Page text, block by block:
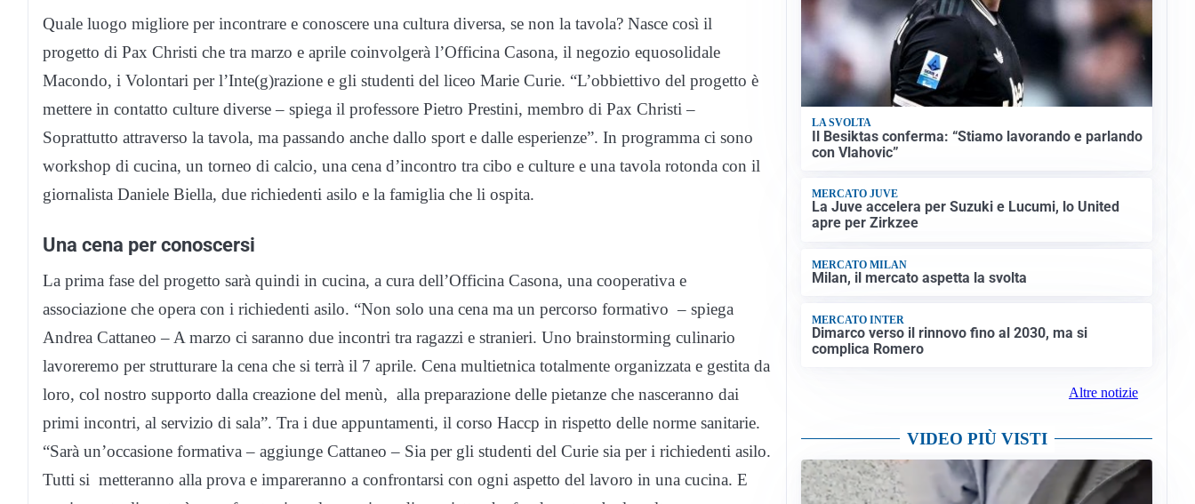
Quale luogo migliore per incontrare e conoscere una cultura diversa, se non la tavola? Nasce così il
progetto di Pax Christi che tra marzo e aprile coinvolgerà l’Officina Casona, il negozio equosolidale
Macondo, i Volontari per l’Inte(g)razione e gli studenti del liceo Marie Curie. “L’obbiettivo del progetto è
mettere in contatto culture diverse – spiega il professore Pietro Prestini, membro di Pax Christi –
Soprattutto attraverso la tavola, ma passando anche dallo sport e dalle esperienze”. In programma ci sono
workshop di cucina, un torneo di calcio, una cena d’incontro tra cibo e culture e una tavola rotonda con il
giornalista Daniele Biella, due richiedenti asilo e la famiglia che li ospita.
Una cena per conoscersi
La prima fase del progetto sarà quindi in cucina, a cura dell’Officina Casona, una cooperativa e
associazione che opera con i richiedenti asilo. “Non solo una cena ma un percorso formativo – spiega
Andrea Cattaneo – A marzo ci saranno due incontri tra ragazzi e stranieri. Uno brainstorming culinario
lavoreremo per strutturare la cena che si terrà il 7 aprile. Cena multietnica totalmente organizzata e gestita da
loro, col nostro supporto dalla creazione del menù, alla preparazione delle pietanze che nasceranno dai
primi incontri, al servizio di sala”. Tra i due appuntamenti, il corso Haccp in rispetto delle norme sanitarie.
“Sarà un’occasione formativa – aggiunge Cattaneo – Sia per gli studenti del Curie sia per i richiedenti asilo.
Tutti si metteranno alla prova e impareranno a confrontarsi con ogni aspetto del lavoro in una cucina. E
LA SVOLTA
Il Besiktas conferma: “Stiamo lavorando e parlando
con Vlahovic”
MERCATO JUVE
La Juve accelera per Suzuki e Lucumi, lo United
apre per Zirkzee
MERCATO MILAN
Milan, il mercato aspetta la svolta
MERCATO INTER
Dimarco verso il rinnovo fino al 2030, ma si
complica Romero
Altre notizie
VIDEO PIÙ VISTI